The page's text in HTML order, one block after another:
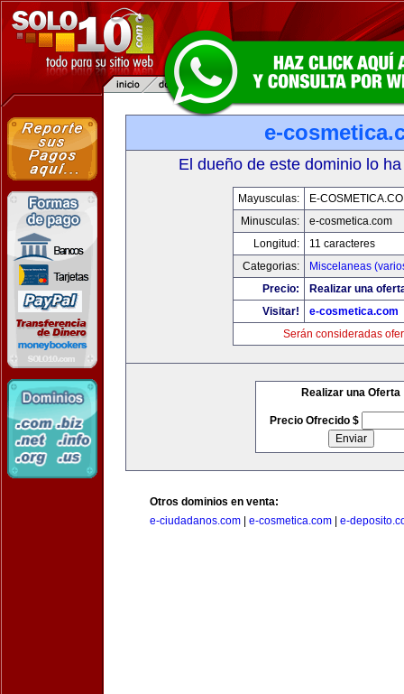
e-
El dueño de este dominio lo
Mayusculas:
E-
Minusculas:
e-cosmetica.com
Longitud:
11 caracteres
Categorias:
Miscelaneas
Precio:
Realizar una
Visitar!
e-cosmetica.com
Serán consideradas
Realizar una Oferta
Precio Ofrecido $
Otros dominios en venta:
e-ciudadanos.com
e-cosmetica.com e-